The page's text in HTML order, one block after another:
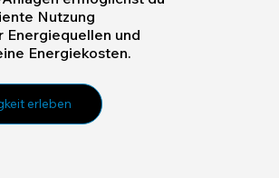
Nutzung
Energiequellen und
Energiekosten.
erleben